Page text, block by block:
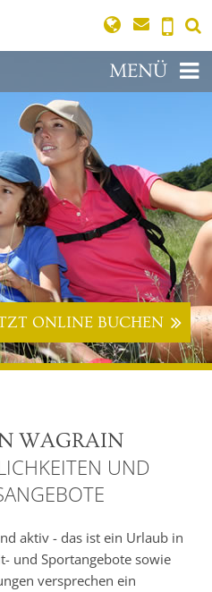
MENÜ
ONLINE BUCHEN
WAGRAIN
UND
aktiv - das ist ein Urlaub in
und Sportangebote sowie
versprechen ein